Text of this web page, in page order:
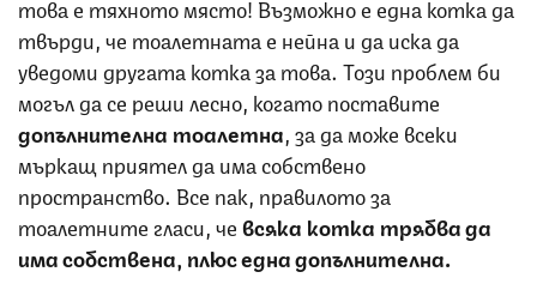
това е тяхното място! Възможно е една котка да
твърди, че тоалетната е нейна и да иска да
уведоми другата котка за това. Този проблем би
могъл да се реши лесно, когато поставите
допълнителна тоалетна , за да може всеки
мъркащ приятел да има собствено
пространство. Все пак, правилото за
тоалетните гласи, чевсяка котка трябва да
има собствена, плюс една допълнителна.